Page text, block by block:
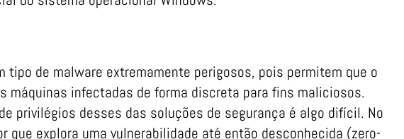
tipo de malware extremamente perigosos, pois permitem que o
máquinas infectadas de forma discreta para fins maliciosos.
privilégios desses das soluções de segurança é algo difícil. No
que explora uma vulnerabilidade até então desconhecida (zero-